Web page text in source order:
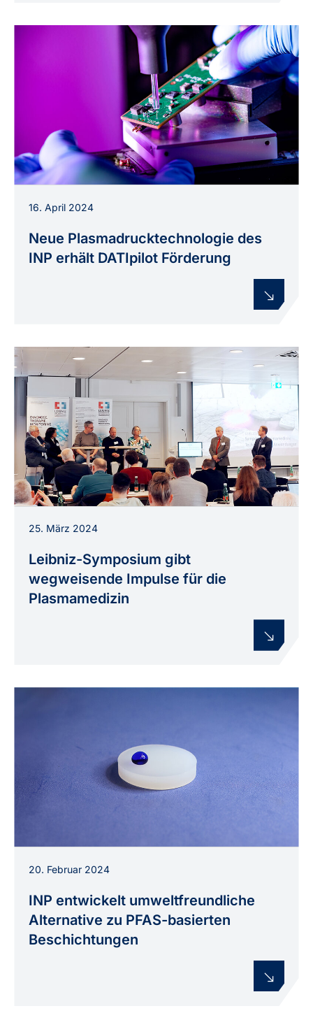
elektronischer Bauteile mit einer
mikroatmosphärischen Plasmaprozessquelle.
16. April 2024
Neue Plasmadrucktechnologie des
INP erhält DATIpilot Förderung
„Plasmamedizin: Technologie und
Anwendungen“ am 13. März 2024 in Berlin.
25. März 2024
Leibniz-Symposium gibt
wegweisende Impulse für die
Plasmamedizin
organosiliziumbasierte Polymerbeschichtung
aus der Plasmatechnologie des INP.
20. Februar 2024
INP entwickelt umweltfreundliche
Alternative zu PFAS-basierten
Beschichtungen